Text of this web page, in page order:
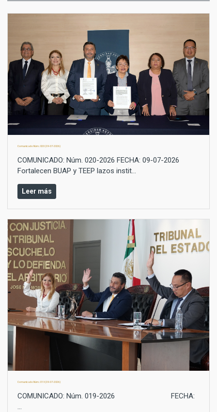
Comunicado Núm.: 020 (09-07-2026)
COMUNICADO: Núm. 020-2026 FECHA: 09-07-2026
Fortalecen BUAP y TEEP lazos instit...
Leer más
Comunicado Núm.: 019 (09-07-2026)
COMUNICADO: Núm. 019-2026 FECHA: